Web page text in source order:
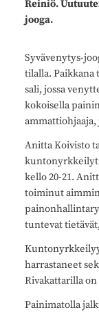
Reiniö.
jooga.
Syvävenytys-
tilalla.
sali, jossa
kokoisella
Anitta Koivisto
kello 20-21.
toiminut aimmin
tuntevat
harrastaneet
Rivakattarilla on
Painimatolla